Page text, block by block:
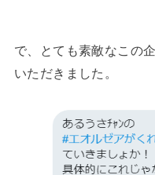
で、とても素敵なこの
いただきました。